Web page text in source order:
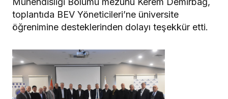
toplantıda BEV Yöneticileri’ne üniversite
öğrenimine desteklerinden dolayı teşekkür etti.